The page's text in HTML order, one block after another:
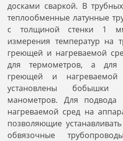
досками сваркой. В
теплообменные латунные
с толщиной стенки 1
измерения температур на
греющей и нагреваемой
для термометров, а для
греющей и
установлены бобышки
манометров. Для
нагреваемой сред на
позволяющие
обвязочные